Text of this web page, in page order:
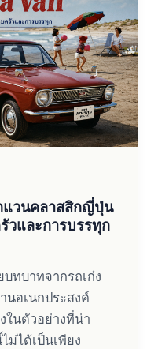
แวนคลาสสิกญี่ปุ่น
วและการบรรทุก
ทบาทจากรถเก๋ง
นอเนกประสงค์
ในตัวอย่างที่น่า
ม่ได้เป็นเพียง